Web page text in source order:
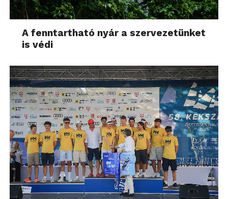
A fenntartható nyár a szervezetünket
is védi